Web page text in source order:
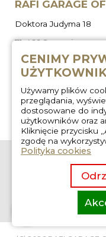
Zabudowa
wyprawowa
Wygłuszanie aut
Usługi off road
RAFI GARAGE
Doktora Judyma 18
71-466 Szczecin
CENIMY
Używamy plików
przeglądania,
dostosowane do
użytkowników oraz
Kliknięcie przycisku
zgodę na
Polityka cookies